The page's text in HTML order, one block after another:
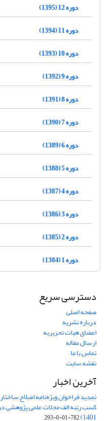
دوره 12 (1395)
دوره 11 (1394)
دوره 10 (1393)
دوره 9 (1392)
دوره 8 (1391)
دوره 7 (1390)
دوره 6 (1389)
دوره 5 (1388)
دوره 4 (1387)
دوره 3 (1386)
دوره 2 (1385)
دوره 1 (1384)
دسترسی سریع
صفحه اصلی
درباره نشریه
اعضای هیات تحریریه
ارسال مقاله
تماس با ما
نقشه سایت
آخرین اخبار
تمدید فراخوان ویژه‌نامه اصلاح
1401)
782-01-0-293